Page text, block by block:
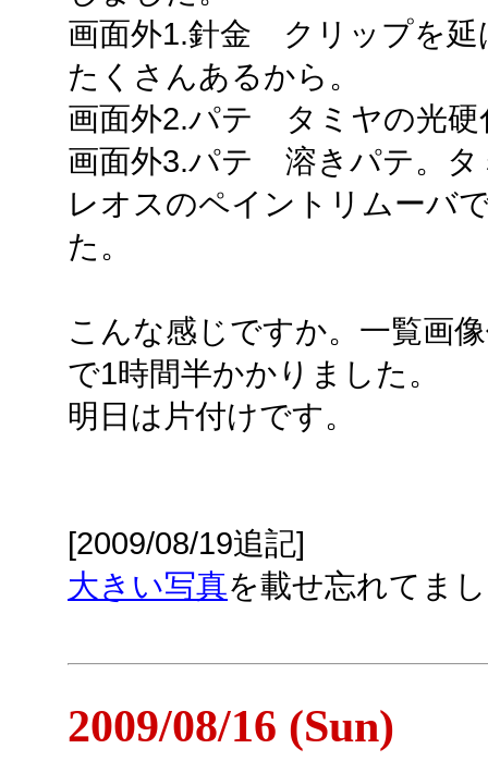
画面外1.針金 クリップを延
たくさんあるから。
画面外2.パテ タミヤの光硬
画面外3.パテ 溶きパテ。タ
レオスのペイントリムーバ
た。
こんな感じですか。一覧画
で1時間半かかりました。
明日は片付けです。
[2009/08/19追記]
大きい写真を載せ忘れてま
2009/08/16 (Sun)